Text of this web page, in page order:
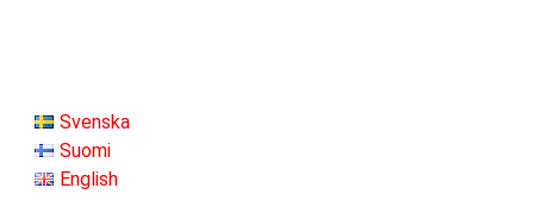
Svenska
Suomi
English